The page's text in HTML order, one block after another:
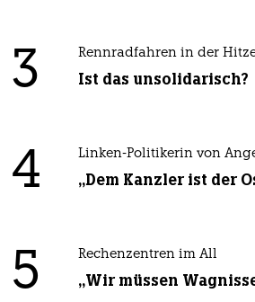
3 Rennradfahren in der
Ist das unsolidarisch?
4 Linken-Politikerin von
„Dem Kanzler ist der
5 Rechenzentren im All
„Wir müssen